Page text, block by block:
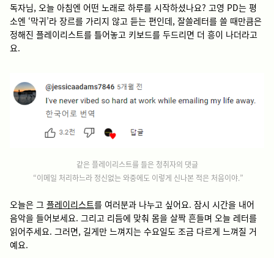
독자님, 오늘 아침엔 어떤 노래로 하루를 시작하셨나요? 고영 PD는 평
소엔 ‘막귀’라 장르를 가리지 않고 듣는 편인데, 잘쓸레터를 쓸 때만큼은
정해진 플레이리스트를 틀어놓고 키보드를 두드리면 더 흥이 나더라고
요.
같은 플레이리스트를 들은 청취자의 댓글
“이메일 처리하느라 정신없는 와중에도 이렇게 신나본 적은 처음이야.”
오늘은 그 플레이리스트를 여러분과 나누고 싶어요. 잠시 시간을 내어
음악을 들어보세요. 그리고 리듬에 맞춰 몸을 살짝 흔들며 오늘 레터를
읽어주세요. 그러면, 길게만 느껴지는 수요일도 조금 다르게 느껴질 거
예요.